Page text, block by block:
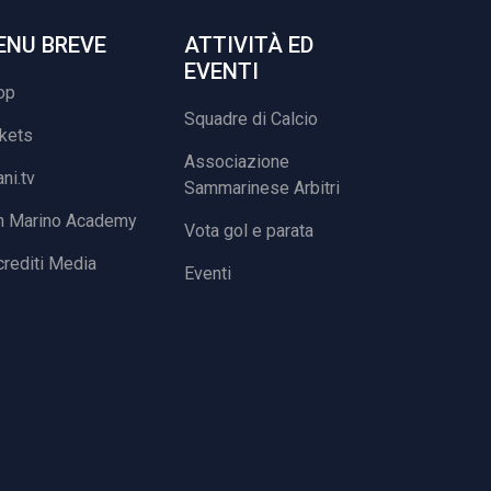
BREVE
Marino Academy
Media
ATTIVITÀ ED
EVENTI
Squadre di Calcio
Associazione
Sammarinese Arbitri
Vota gol e parata
Eventi